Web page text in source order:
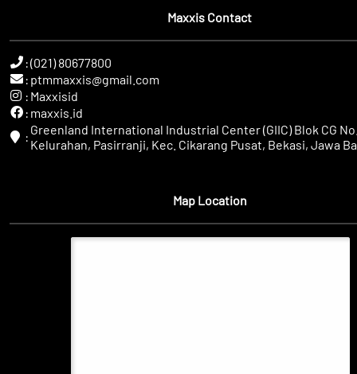
Maxxis Contact
:(021) 80677800
: ptmmaxxis@gmail.com
: Maxxisid
: maxxis.id
: Greenland International Industrial Center (GIIC) Blok CG
Kelurahan, Pasirranji, Kec. Cikarang Pusat, Bekasi, Jawa
Map Location